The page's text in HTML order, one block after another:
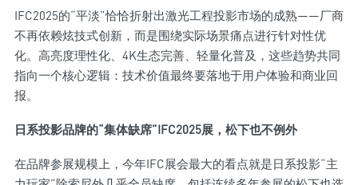
IFC2025的“平淡”恰恰折射出激光工程投影市场的成熟——厂商
不再依赖炫技式创新，而是围绕实际场景痛点进行针对性优
化。高亮度理性化、4K生态完善、轻量化普及，这些趋势共同
指向一个核心逻辑：技术价值最终要落地于用户体验和商业回
报。
日系投影品牌的“集体缺席”IFC2025展，松下也不例外
在品牌参展规模上，今年IFC展会最大的看点就是日系投影“主